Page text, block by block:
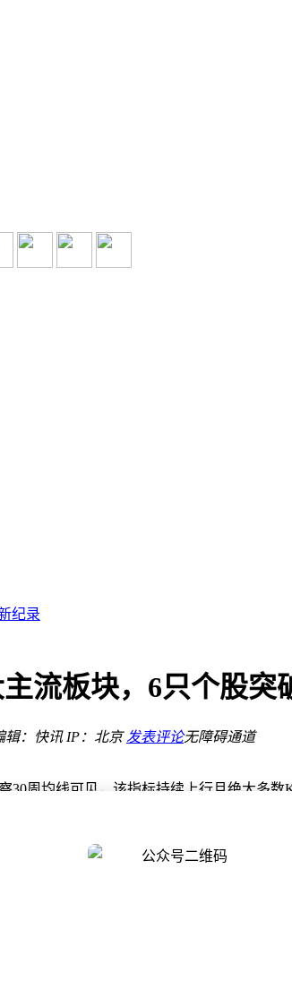
三成？
纪录
来
流板块，6只个股突
辑：快讯 IP：北京 发表评论无障碍通道
周均线可见，该指标持续上行且绝大多
警惕量能不足可能引发的震荡风险——本轮
表现，尽管估值和股价已处相对高位，
；机械类板块异军突起构成第三极，工
突破：科创板企业唯赛勃凭借复合材料
荡，股东名单中同时出现高盛加仓与摩
突破八个月盘整区间；螺杆式压缩机龙
强劲上升动能。